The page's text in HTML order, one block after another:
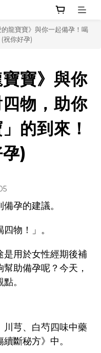
龍寶寶》與你一起備孕！喝
祝你好孕)
寶》與你
物，助你
的到來！
)
孕的建議。
物！」。
用於女性經期後補
助備孕呢？今天，
。
川芎、白芍四味中藥
斷秘方》中。